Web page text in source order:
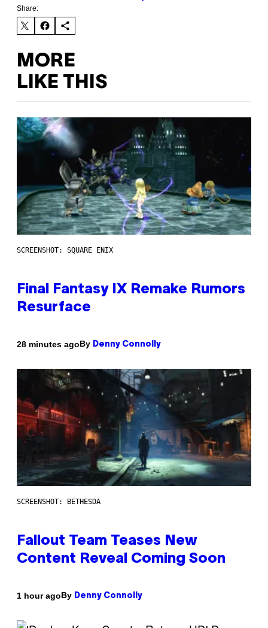
Share:
MORE
LIKE THIS
SCREENSHOT: SQUARE ENIX
Final Fantasy IX Remake Rumors
Resurface
28 minutes agoBy Denny Connolly
SCREENSHOT: BETHESDA
Fallout Team Teases New
Content Reveal Coming Soon
1 hour agoBy Denny Connolly